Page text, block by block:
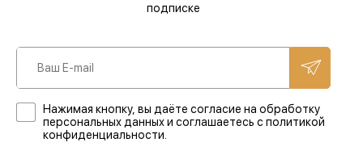
подписке
Нажимая кнопку, вы даёте согласие на обработку
персональных данных и соглашаетесь с политикой
конфиденциальности.